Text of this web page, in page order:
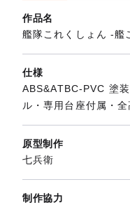
作品名
艦隊これくしょん ‐艦
仕様
ABS&ATBC-PVC 塗
ル・専用台座付属・
原型制作
七兵衛
制作協力